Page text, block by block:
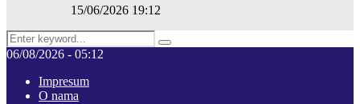
15/06/2026 19:12
Search
for:
Pretraga
06/08/2026 - 05:12
Impresum
O nama